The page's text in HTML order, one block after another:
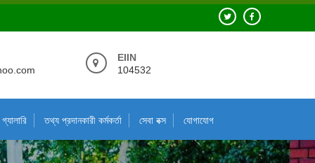
EIIN
104532
গ্যালারি তথ্য প্রদানকারী কর্মকর্তা সেবা বক্স যোগাযোগ